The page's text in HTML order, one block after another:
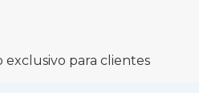
para clientes